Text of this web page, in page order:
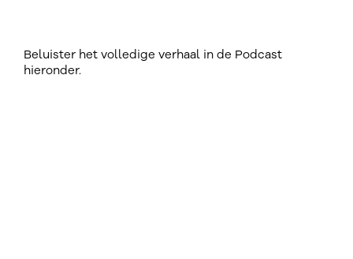
Beluister het volledige verhaal in de Podcast
hieronder.